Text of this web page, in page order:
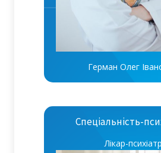
Герман Олег
Спеціальність-
Лікар-психіатр